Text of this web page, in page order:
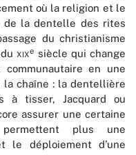
où la religion et le
de la dentelle des rites
du christianisme
duxixe siècle qui change
en une
chaîne : la dentellière
tisser, Jacquard ou
assurer une certaine
plus une
le déploiement d’une